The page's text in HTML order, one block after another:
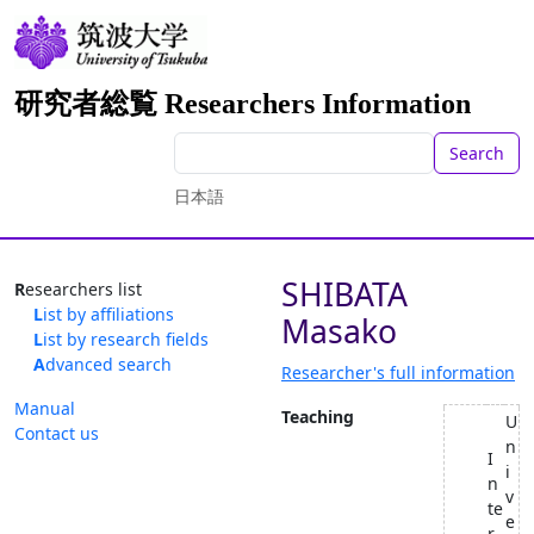
研究者総覧 Researchers Information
Search
日本語
Researchers list
List by affiliations
List by research fields
Advanced search
Manual
Contact us
SHIBATA
Masako
Researcher's full information
Teaching
I
n
te
U
n
i
v
e